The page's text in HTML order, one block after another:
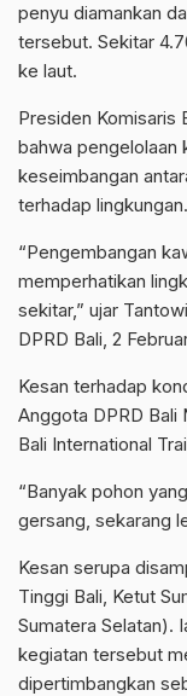
penyu diamankan
tersebut. Sekitar
ke laut.
Presiden Komisaris
bahwa pengelolaan
keseimbangan
terhadap lingkungan.
“Pengembangan
memperhatikan
sekitar,” ujar
DPRD Bali, 2
Kesan terhadap
Anggota DPRD Bali
Bali International
“Banyak pohon
gersang, sekarang
Kesan serupa
Tinggi Bali, Ketut
Sumatera Selatan).
kegiatan tersebut
dipertimbangkan